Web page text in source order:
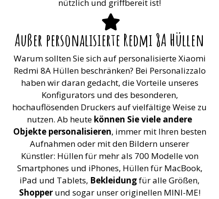
nützlich und griffbereit ist!
Außer personalisierte Redmi 8A Hüllen
Warum sollten Sie sich auf personalisierte Xiaomi
Redmi 8A Hüllen beschränken? Bei Personalizzalo
haben wir daran gedacht, die Vorteile unseres
Konfigurators und des besonderen,
hochauflösenden Druckers auf vielfältige Weise zu
nutzen. Ab heute können Sie viele andere
Objekte personalisieren, immer mit Ihren besten
Aufnahmen oder mit den Bildern unserer
Künstler: Hüllen für mehr als 700 Modelle von
Smartphones und iPhones, Hüllen für MacBook,
iPad und Tablets, Bekleidungfür alle Größen,
Shopperund sogar unser originellen MINI-ME!